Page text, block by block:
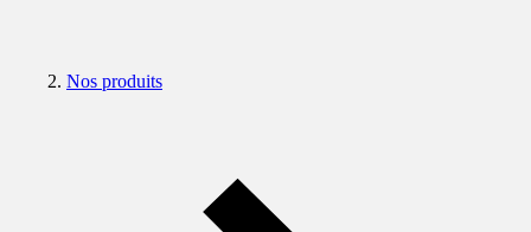
Nos produits